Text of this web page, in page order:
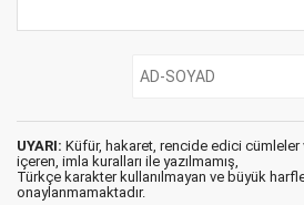
UYARI: Küfür, hakaret, rencide edici cümleler
içeren, imla kuralları ile yazılmamış,
Türkçe karakter kullanılmayan ve büyük
onaylanmamaktadır.